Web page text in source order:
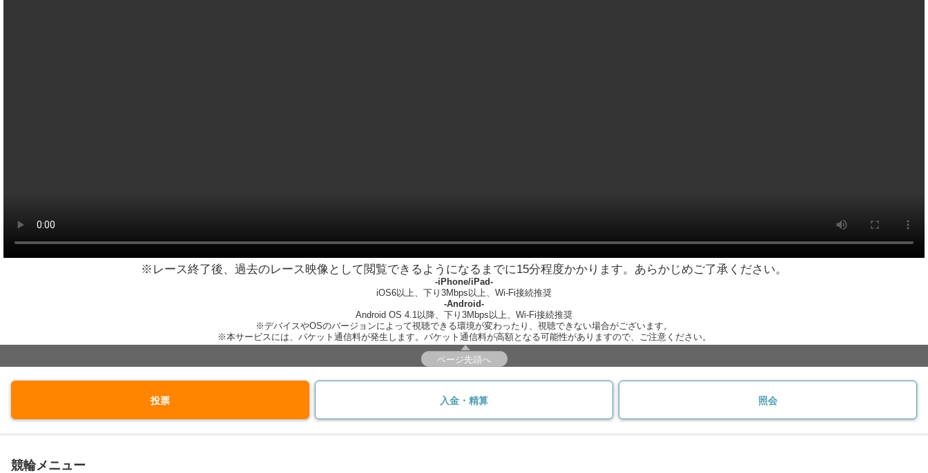
※レース終了後、過去のレース映像として閲覧できるようになるまでに15分程度かかります。あらかじめご了承ください。
-iPhone/iPad-
iOS6以上、下り3Mbps以上、Wi-Fi接続推奨
-Android-
Android OS 4.1以降、下り3Mbps以上、Wi-Fi接続推奨
※デバイスやOSのバージョンによって視聴できる環境が変わったり、視聴できない場合がございます。
※本サービスには、パケット通信料が発生します。パケット通信料が高額となる可能性がありますので、ご注意ください。
ページ先頭へ
投票 入金・精算 照会
競輪メニュー